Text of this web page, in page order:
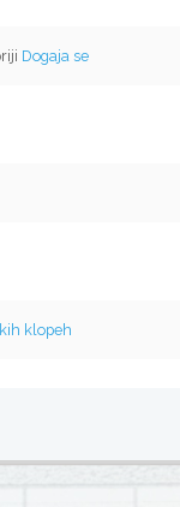
Dogaja se
klopeh